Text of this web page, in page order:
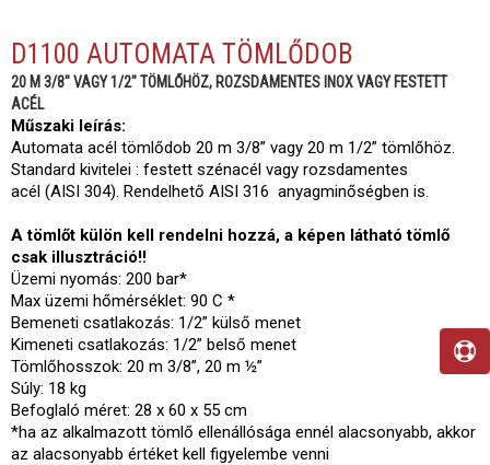
D1100 AUTOMATA TÖMLŐDOB
20 M 3/8" VAGY 1/2" TÖMLŐHÖZ, ROZSDAMENTES INOX VAGY FESTETT
ACÉL
Műszaki leírás:
Automata acél tömlődob 20 m 3/8” vagy 20 m 1/2” tömlőhöz.
Standard kivitelei : festett szénacél vagy rozsdamentes
acél (AISI 304). Rendelhető AISI 316 anyagminőségben is.
A tömlőt külön kell rendelni hozzá, a képen látható tömlő
csak illusztráció!!
Üzemi nyomás: 200 bar*
Max üzemi hőmérséklet: 90 C *
Bemeneti csatlakozás: 1/2” külső menet
Kimeneti csatlakozás: 1/2” belső menet
Tömlőhosszok: 20 m 3/8”, 20 m ½”
Súly: 18 kg
Befoglaló méret: 28 x 60 x 55 cm
*ha az alkalmazott tömlő ellenállósága ennél alacsonyabb, akkor
az alacsonyabb értéket kell figyelembe venni